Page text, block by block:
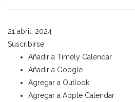
21 abril, 2024
Suscribirse
Añadir a Timely Calendar
Añadir a Google
Agregar a Outlook
Agregar a Apple Calendar